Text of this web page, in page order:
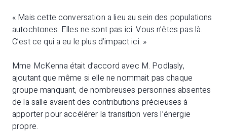
« Mais cette conversation a lieu au sein des populations
autochtones. Elles ne sont pas ici. Vous n’êtes pas là.
C’est ce qui a eu le plus d’impact ici. »
Mme McKenna était d’accord avec M. Podlasly,
ajoutant que même si elle ne nommait pas chaque
groupe manquant, de nombreuses personnes absentes
de la salle avaient des contributions précieuses à
apporter pour accélérer la transition vers l’énergie
propre.